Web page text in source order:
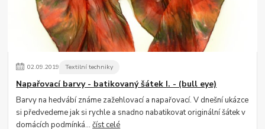
02.09.2019 Textilní techniky
Napařovací barvy - batikovaný šátek I. - (bull eye)
Barvy na hedvábí známe zažehlovací a napařovací. V dnešní ukázce
si předvedeme jak si rychle a snadno nabatikovat originální šátek v
domácích podmínká...číst celé